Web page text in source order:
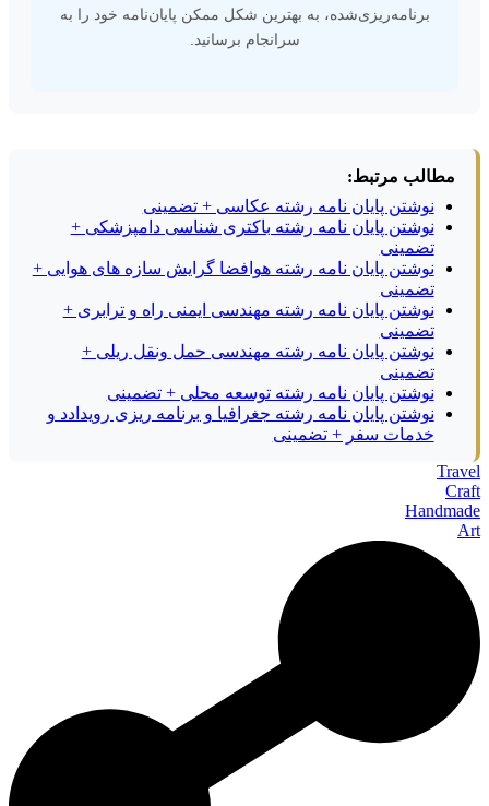
برنامه‌ریزی‌شده، به بهترین شکل ممکن پایان‌نامه خود را به
سرانجام برسانید.
مطالب مرتبط:
نوشتن پایان نامه رشته عکاسی + تضمینی
نوشتن پایان نامه رشته باکتری شناسی دامپزشکی +
تضمینی
نوشتن پایان نامه رشته هوافضا گرایش سازه های هوایی +
تضمینی
نوشتن پایان نامه رشته مهندسی ایمنی راه و ترابری +
تضمینی
نوشتن پایان نامه رشته مهندسی حمل ونقل ریلی +
تضمینی
نوشتن پایان نامه رشته توسعه محلی + تضمینی
نوشتن پایان نامه رشته جغرافیا و برنامه ریزی رویدادد و
خدمات سفر + تضمینی
Travel
Craft
Handmade
Art